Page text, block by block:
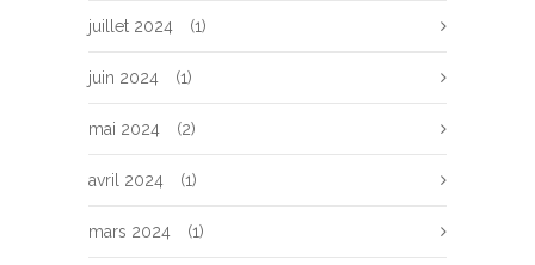
juillet 2024 (1)
juin 2024 (1)
mai 2024 (2)
avril 2024 (1)
mars 2024 (1)